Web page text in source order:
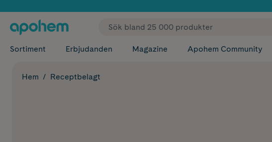
✓ Fri frakt
Sortiment Erbjudanden Magazine Apohem Community
Hem Receptbelagt